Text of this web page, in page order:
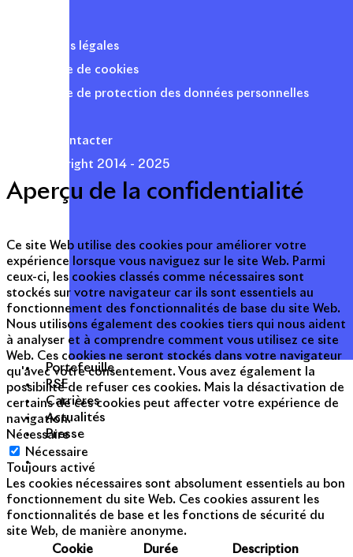
Portefeuille
RSE
Carrières
Actualités
Presse
Mentions légales
Politique de cookies
Politique de protection des données personnelles
Nous contacter
© Copyright 2014 - 2025
Aperçu de la confidentialité
Ce site Web utilise des cookies pour améliorer votre
expérience lorsque vous naviguez sur le site Web. Parmi
ceux-ci, les cookies classés comme nécessaires sont
stockés sur votre navigateur car ils sont essentiels au
fonctionnement des fonctionnalités de base du site Web.
Nous utilisons également des cookies tiers qui nous aident
à analyser et à comprendre comment vous utilisez ce site
Web. Ces cookies ne seront stockés dans votre navigateur
qu'avec votre consentement. Vous avez également la
possibilité de refuser ces cookies. Mais la désactivation de
certains de ces cookies peut affecter votre expérience de
navigation.
Nécessaire
Nécessaire
Toujours activé
Les cookies nécessaires sont absolument essentiels au bon
fonctionnement du site Web. Ces cookies assurent les
fonctionnalités de base et les fonctions de sécurité du
site Web, de manière anonyme.
Cookie
Durée Description